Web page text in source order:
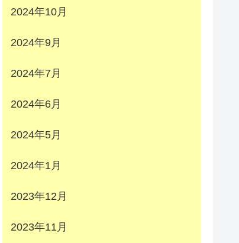
2024年10月
2024年9月
2024年7月
2024年6月
2024年5月
2024年1月
2023年12月
2023年11月